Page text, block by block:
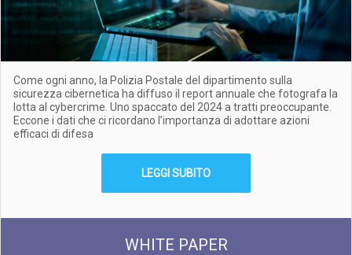
Come ogni anno, la Polizia Postale del dipartimento sulla
sicurezza cibernetica ha diffuso il report annuale che fotografa la
lotta al cybercrime. Uno spaccato del 2024 a tratti preoccupante.
Eccone i dati che ci ricordano l’importanza di adottare azioni
efficaci di difesa
LEGGI SUBITO
WHITE PAPER